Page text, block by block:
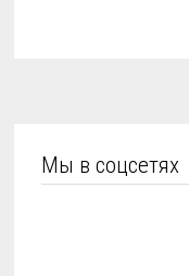
Мы в соцсетях